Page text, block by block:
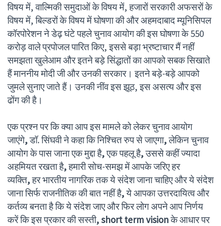
विषय में, वाल्मिकी समुदाओं के विषय में, हजारों सरकारी अफसरों के
विषय में, बिल्डरों के विषय में घोषणा की और अहमदाबाद म्यूनिसिपल
कॉरपोरेशन ने डेढ़ घंटे पहले चुनाव आयोग की इस घोषणा के 550
करोड़ वाले प्रपोजल पारित किए, इससे बड़ा भ्रष्टाचार मैं नहीं
समझता खुलेआम और इतने बड़े सिंद्धातों का आपको सबक सिखाते
हैं माननीय मोदी जी और उनकी सरकार। इतने बड़े-बड़े आपको
जुमले सुनाए जाते हैं। उनकी नींव इस झूठ, इस असत्य और इस
ढोंग की है।
एक प्रश्न पर कि क्या आप इस मामले को लेकर चुनाव आयोग
जाएंगे,डॉ. सिंघवी ने कहा कि निश्चित रुप से जाएगा,लेकिन चुनाव
आयोग के पास जाना एक मुद्दा है,एक पहलू है,उससे कहीं ज्यादा
अहमियत रखता है,हमारी सोच-समझ में आपके जरिए हर
व्यक्ति,हर भारतीय नागरिक तक ये संदेश जाना चाहिए और ये संदेश
जाना सिर्फ राजनीतिक की बात नहीं है,ये आपका उत्तरदायित्व और
कर्तव्य बनता है कि ये संदेश जाए और फिर लोग अपने आप निर्णय
करें कि इस प्रकार की सस्ती, short term visionके आधार पर